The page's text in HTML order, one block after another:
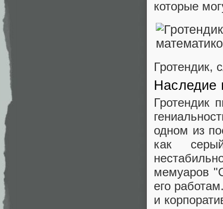
которые
Гротендик,
Наследие
Гротендик
одном из
как
мемуаров
его
и